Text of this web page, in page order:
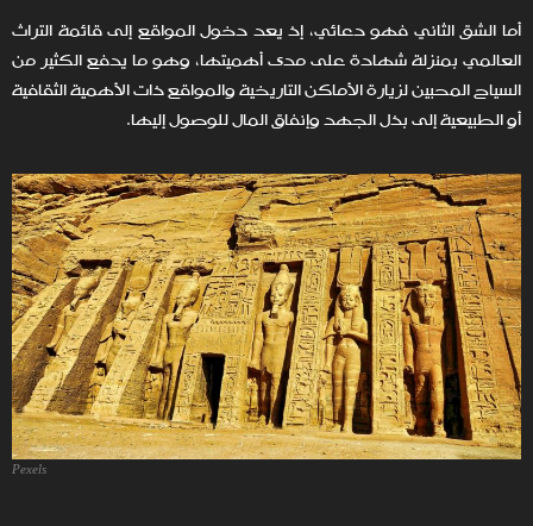
أما الشق الثاني فهو دعائي، إذ يعد دخول المواقع إلى قائمة التراث
العالمي بمنزلة شهادة على مدى أهميتها، وهو ما يدفع الكثير من
السياح المحبين لزيارة الأماكن التاريخية والمواقع ذات الأهمية الثقافية
أو الطبيعية إلى بذل الجهد وإنفاق المال للوصول إليها.
Pexels